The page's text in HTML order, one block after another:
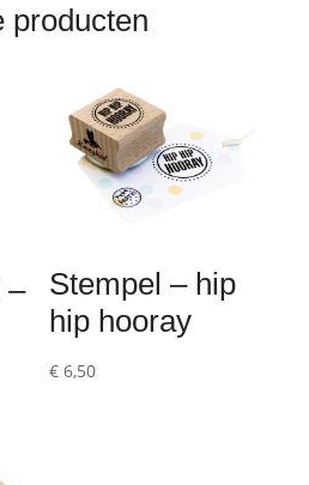
producten
–
Stempel – hip
hip hooray
€ 6,50